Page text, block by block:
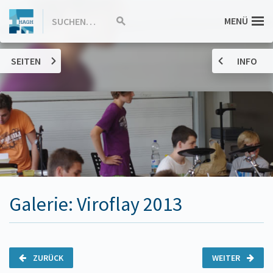
INHALT
Hannah-
Arendt-
Gymnasium
Haßloch
SUCHEN…
Suche
MENÜ
SEITEN
Galerie: Viroflay 2013
WEITER
ZURÜCK
INFO